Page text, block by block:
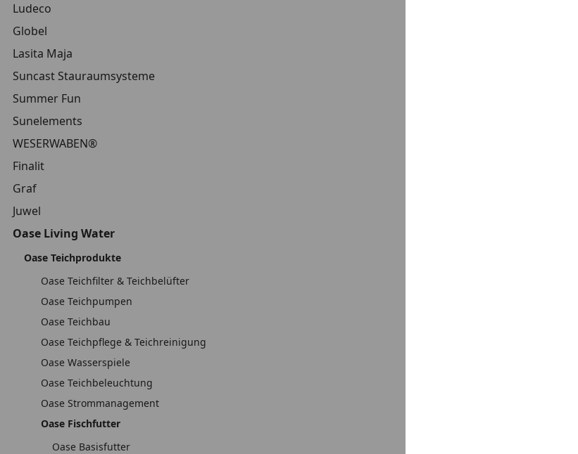
Ludeco
Globel
Lasita Maja
Suncast Stauraumsysteme
Summer Fun
Sunelements
WESERWABEN®
Finalit
Graf
Juwel
Oase Living Water
Oase Teichprodukte
Oase Teichfilter & Teichbelüfter
Oase Teichpumpen
Oase Teichbau
Oase Teichpflege & Teichreinigung
Oase Wasserspiele
Oase Teichbeleuchtung
Oase Strommanagement
Oase Fischfutter
Oase Basisfutter